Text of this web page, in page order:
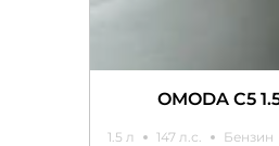
OMODA C5
1.5 л 147 л.с. Бензин